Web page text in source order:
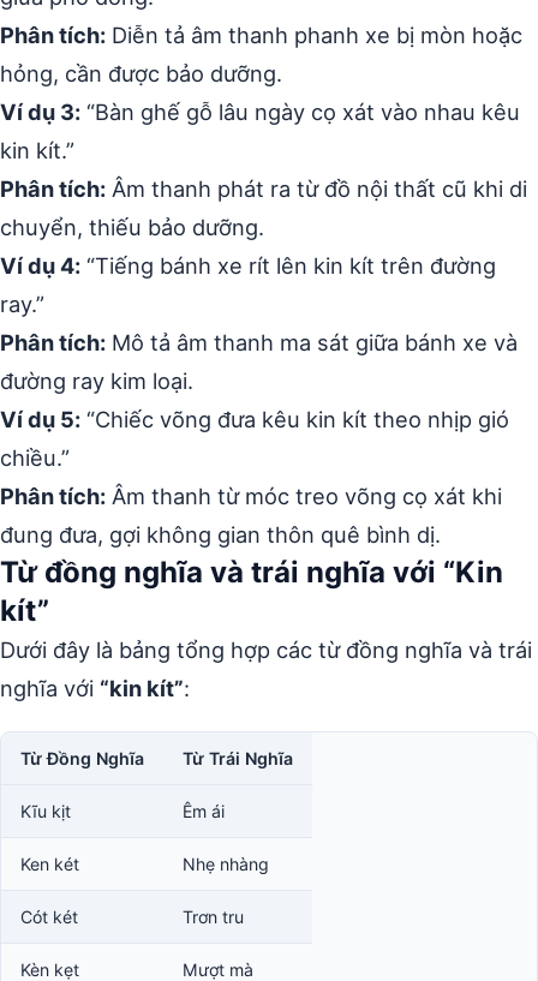
Phân tích: Diễn tả âm thanh phanh xe bị mòn hoặc
hỏng, cần được bảo dưỡng.
Ví dụ 3: “Bàn ghế gỗ lâu ngày cọ xát vào nhau kêu
kin kít.”
Phân tích: Âm thanh phát ra từ đồ nội thất cũ khi di
chuyển, thiếu bảo dưỡng.
Ví dụ 4: “Tiếng bánh xe rít lên kin kít trên đường
ray.”
Phân tích: Mô tả âm thanh ma sát giữa bánh xe và
đường ray kim loại.
Ví dụ 5: “Chiếc võng đưa kêu kin kít theo nhịp gió
chiều.”
Phân tích: Âm thanh từ móc treo võng cọ xát khi
đung đưa, gợi không gian thôn quê bình dị.
Từ đồng nghĩa và trái nghĩa với “Kin
kít”
Dưới đây là bảng tổng hợp các từ đồng nghĩa và trái
nghĩa với “kin kít”:
Từ Đồng Nghĩa Từ Trái Nghĩa
Kĩu kịt Êm ái
Ken két Nhẹ nhàng
Cót két Trơn tru
Kèn kẹt Mượt mà